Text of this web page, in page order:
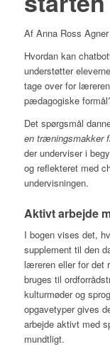
Af Anna Ross Agner
Hvordan kan
understøtter
tage over for
pædagogiske
Det spørgsmål
en træningsmakker
der underviser i
og reflekteret med
undervisningen.
Aktivt arbejde
I bogen vises det,
supplement til den
læreren eller for det
bruges til
kulturmøder og
opgavetyper gives
arbejde aktivt med
mundtligt.